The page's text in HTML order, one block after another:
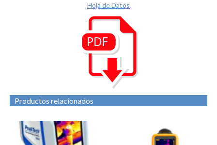
Hoja de Datos
Productos relacionados